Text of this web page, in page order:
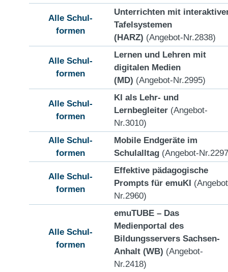
Alle Schul-
formen
Unterrichten mit
Tafelsystemen
(HARZ) (Angebot-Nr.2838)
Alle Schul-
formen
Lernen und Lehren mit
digitalen Medien
(MD) (Angebot-Nr.2995)
Alle Schul-
formen
KI als Lehr- und
Lernbegleiter (Angebot-
Nr.3010)
Alle Schul-
formen
Mobile Endgeräte im
Schulalltag (Angebot-
Alle Schul-
formen
Effektive pädagogische
Prompts für emuKI
Nr.2960)
Alle Schul-
formen
emuTUBE – Das
Medienportal des
Bildungsservers Sachsen-
Anhalt (WB) (Angebot-
Nr.2418)